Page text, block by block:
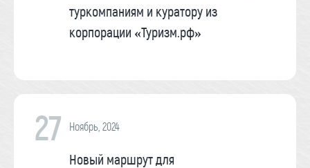
туркомпаниям и куратору из
корпорации «Туризм.рф»
27 Ноябрь, 2024
Новый маршрут для